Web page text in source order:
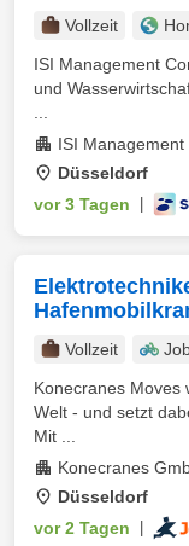
Vollzeit
ISI Management
und
ISI
Düsseldorf
vor 3 Tagen
Vollzeit
Konecranes Moves
Welt - und setzt
Mit ...
Konecranes
Düsseldorf
vor 2 Tagen